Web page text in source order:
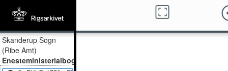
Skanderup Sogn
(Ribe Amt)
Enesteministerialbog